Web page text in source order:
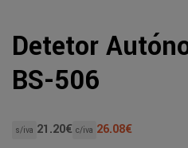
Detetor
BS-506
21.20€
s/iva 26.08€
c/iva